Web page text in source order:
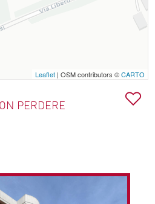
Leaflet| OSM contributors ©CARTO
PERDERE